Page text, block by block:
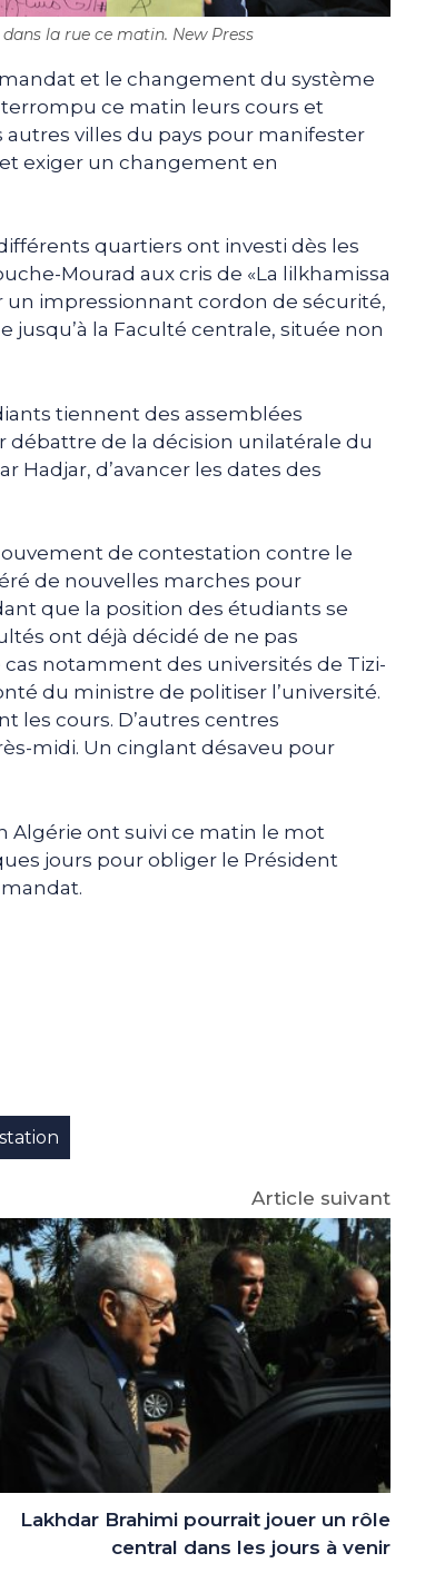
la rue ce matin. New Press
et le changement du système
ce matin leurs cours et
autres villes du pays pour manifester
exiger un changement en
quartiers ont investi dès les
Mourad aux cris de «La lilkhamissa
un impressionnant cordon de sécurité,
la Faculté centrale, située non
tiennent des assemblées
de la décision unilatérale du
Hadjar, d’avancer les dates des
de contestation contre le
de nouvelles marches pour
que la position des étudiants se
ont déjà décidé de ne pas
notamment des universités de Tizi-
du ministre de politiser l’université.
les cours. D’autres centres
midi. Un cinglant désaveu pour
ont suivi ce matin le mot
jours pour obliger le Président
Article suivant
Lakhdar Brahimi pourrait jouer un rôle
central dans les jours à venir